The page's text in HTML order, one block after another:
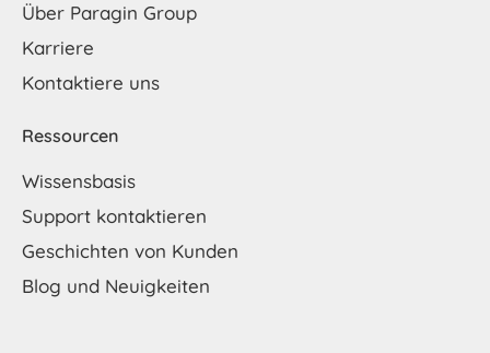
Über Paragin Group
Karriere
Kontaktiere uns
Ressourcen
Wissensbasis
Support kontaktieren
Geschichten von Kunden
Blog und Neuigkeiten